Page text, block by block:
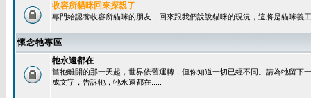
收容所貓咪回來探親了
專門給認養收容所貓咪的朋友，回來跟我們說說貓咪的現況，這將是貓咪義
懷念牠專區
牠永遠都在
當牠離開的那一天起，世界依舊運轉，但你知道一切已經不同。請為牠留下
成文字，告訴牠，牠永遠都在.....